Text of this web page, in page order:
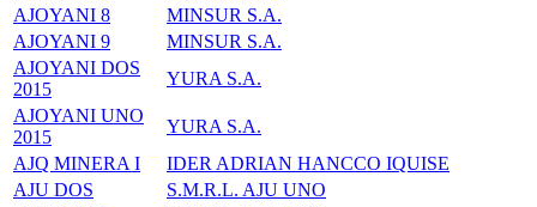
AJOYANI 8
MINSUR S.A.
AJOYANI 9
MINSUR S.A.
AJOYANI DOS
2015
YURA S.A.
AJOYANI UNO
2015
YURA S.A.
AJQ MINERA I
IDER ADRIAN HANCCO IQUISE
AJU DOS
S.M.R.L. AJU UNO